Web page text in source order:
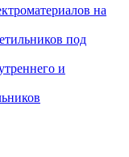
на
под
и